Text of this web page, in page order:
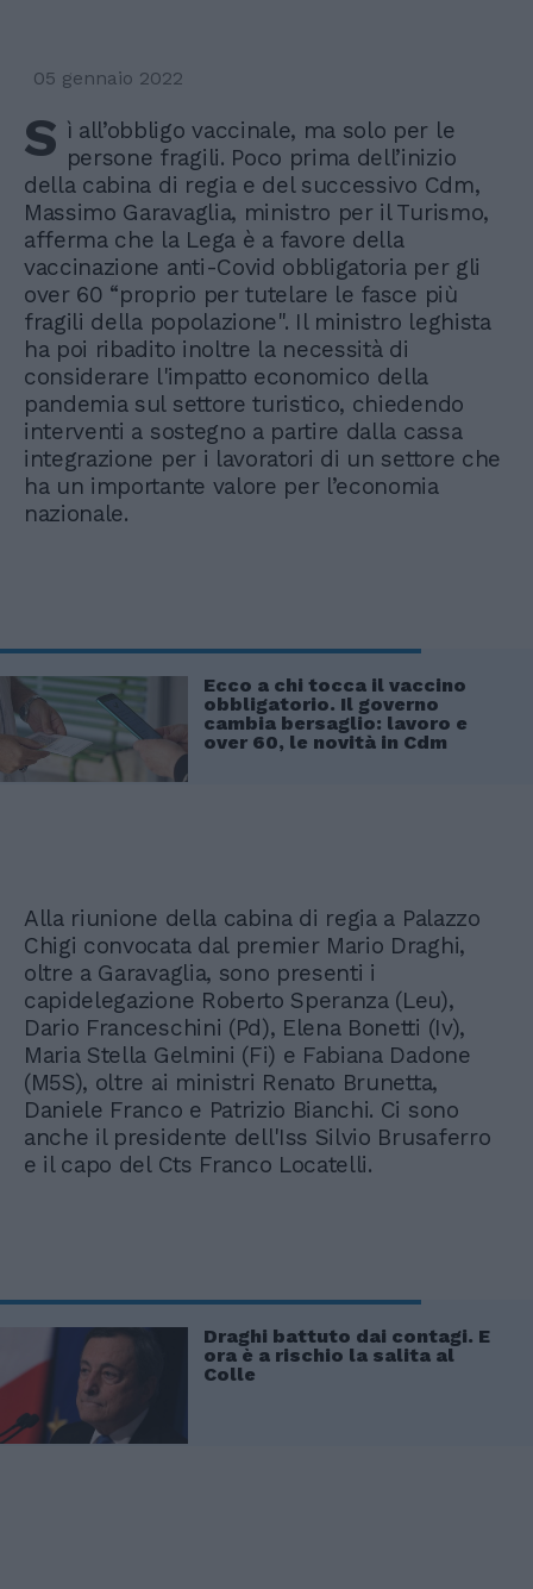
05 gennaio 2022
S ì all’obbligo vaccinale, ma solo per le
persone fragili. Poco prima dell’inizio
della cabina di regia e del successivo Cdm,
Massimo Garavaglia, ministro per il Turismo,
afferma che la Lega è a favore della
vaccinazione anti-Covid obbligatoria per gli
over 60 “proprio per tutelare le fasce più
fragili della popolazione". Il ministro leghista
ha poi ribadito inoltre la necessità di
considerare l'impatto economico della
pandemia sul settore turistico, chiedendo
interventi a sostegno a partire dalla cassa
integrazione per i lavoratori di un settore che
ha un importante valore per l’economia
nazionale.
Ecco a chi tocca il vaccino
obbligatorio. Il governo
cambia bersaglio: lavoro e
over 60, le novità in Cdm
Alla riunione della cabina di regia a Palazzo
Chigi convocata dal premier Mario Draghi,
oltre a Garavaglia, sono presenti i
capidelegazione Roberto Speranza (Leu),
Dario Franceschini (Pd), Elena Bonetti (Iv),
Maria Stella Gelmini (Fi) e Fabiana Dadone
(M5S), oltre ai ministri Renato Brunetta,
Daniele Franco e Patrizio Bianchi. Ci sono
anche il presidente dell'Iss Silvio Brusaferro
e il capo del Cts Franco Locatelli.
Draghi battuto dai contagi. E
ora è a rischio la salita al
Colle